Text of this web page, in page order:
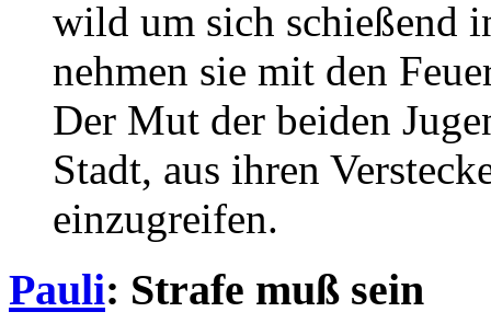
wild um sich schießend
nehmen sie mit den
Der Mut der beiden
Stadt, aus ihren
einzugreifen.
Pauli: Strafe muß sein